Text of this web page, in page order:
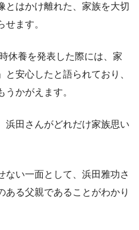
とはかけ離れた、家族を大切
ます。
休養を発表した際には、家
安心したと語られており、
かがえます。
浜田さんがどれだけ家族思い
ない一面として、浜田雅功さ
ある父親であることがわかり